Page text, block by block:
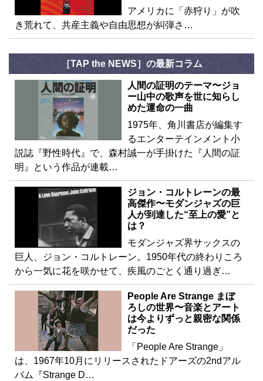
アメリカに「赤狩り」が吹
き荒れて、共産主義や自由思想が糾弾さ…
［TAP the NEWS］の最新コラム
人間の証明のテーマ〜ジョ
ー山中の歌声を世に知らし
めた運命の一曲
1975年、角川書店が編集す
るエンターテインメント小
説誌『野性時代』で、森村誠一が手掛けた『人間の証
明』という作品が連載…
ジョン・コルトレーンの最
高傑作〜モダンジャズの巨
人が到達した“至上の愛”と
は？
モダンジャズ界サックスの
巨人、ジョン・コルトレーン。1950年代の終わりころ
から一気に花を咲かせて、疾風のごとく通り過ぎ…
People Are Strange まぼ
ろしの世界〜音楽とアート
は今よりずっと親密な関係
だった
「People Are Strange」
は、1967年10月にリリースされたドアーズの2ndアル
バム『Strange D…